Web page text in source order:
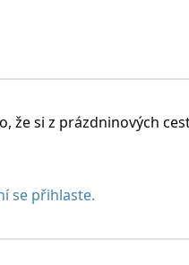
= 4
že si z prázdninových
se přihlaste.